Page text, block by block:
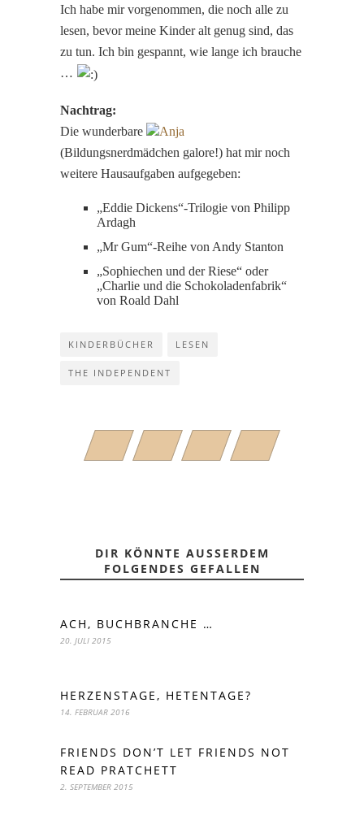
Ich habe mir vorgenommen, die noch alle zu
lesen, bevor meine Kinder alt genug sind, das
zu tun. Ich bin gespannt, wie lange ich brauche
…
Nachtrag:
Die wunderbare
Anja
(Bildungsnerdmädchen galore!) hat mir noch
weitere Hausaufgaben aufgegeben:
„Eddie Dickens“-Trilogie von Philipp
Ardagh
„Mr Gum“-Reihe von Andy Stanton
„Sophiechen und der Riese“ oder
„Charlie und die Schokoladenfabrik“
von Roald Dahl
KINDERBÜCHER LESEN
THE INDEPENDENT
DIR KÖNNTE AUSSERDEM F
OLGENDES GEFALLEN
ACH, BUCHBRANCHE …
20. JULI 2015
HERZENSTAGE, HETENTAGE?
14. FEBRUAR 2016
FRIENDS DON’T LET FRIENDS NOT
READ PRATCHETT
2. SEPTEMBER 2015